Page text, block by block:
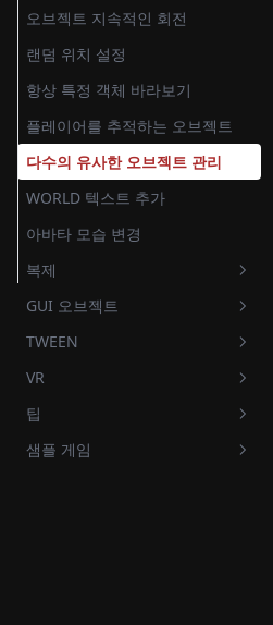
아이템 수집
아이템 카운트
아이템 획득 조건 충족 시 차단된
벽 열기
오브젝트 지속적인 회전
랜덤 위치 설정
항상 특정 객체 바라보기
플레이어를 추적하는 오브젝트
다수의 유사한 오브젝트 관리
WORLD 텍스트 추가
아바타 모습 변경
복제
오브젝트 복제
오디오 복제
GUI 오브젝트
시작 버튼
GUI 프로그래스 바
WOLRD 프로그래스 바
TWEEN
입문자
반복적으로 움직이는 객체
버튼 애니메이션
중/고급자
VR
소개
Controller 관련 함수 소개
팁
디버깅 및 오류 해결 방법
샘플 게임